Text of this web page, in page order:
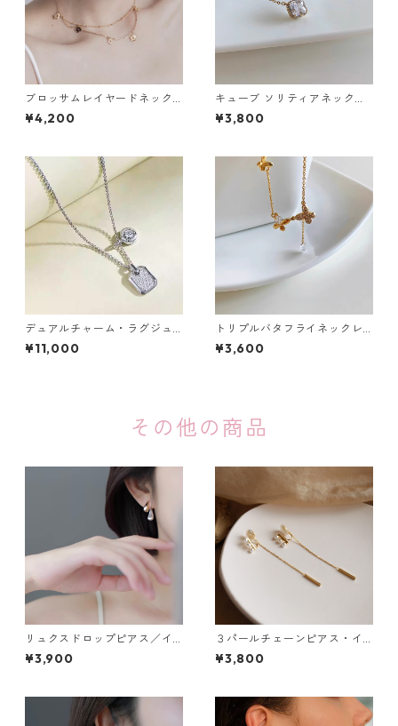
ブロッサムレイヤードネック
レス：666
¥4,200
キューブ ソリティアネックレ
ス：637
¥3,800
デュアルチャーム・ラグジュ
アリーネックレス（ゴール
ド・シルバー）：632
¥11,000
トリプルバタフライネックレ
ス：624
¥3,600
その他の商品
リュクスドロップピアス／イ
ヤリング：659
¥3,900
３パールチェーンピアス・イ
ヤリング：198
¥3,800